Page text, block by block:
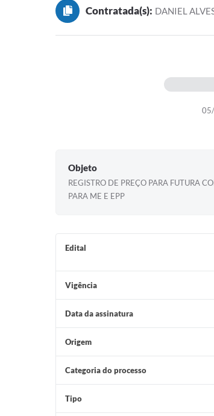
Contratada(s): DANIEL
Objeto
REGISTRO DE PREÇO PARA FUTURA
PARA ME E EPP
Edital
Vigência
Data da assinatura
Origem
Categoria do processo
Tipo